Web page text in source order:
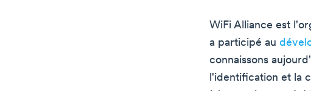
WiFi Alliance est
a participé au
connaissons
l'identification et la